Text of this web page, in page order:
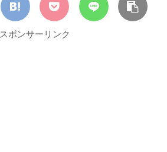
スポンサーリンク